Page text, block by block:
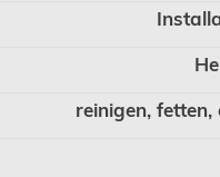
reinigen,